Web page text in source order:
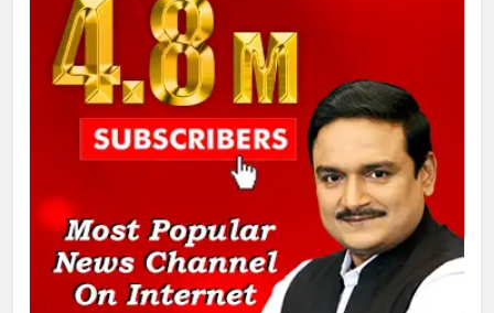
1
SRN अस्पताल का नाम अमर शहीद ठाकुर
रोशन सिंह के नाम पर करने की मांग तेज
अमर शहीद ठाकुर रोशन सिंह के नाम पर
स्वरूप रानी नेहरू चिकित्सालय का
नामकरण करने की मांग को लेकर
अनिश्चितकालीन धरना शुरू